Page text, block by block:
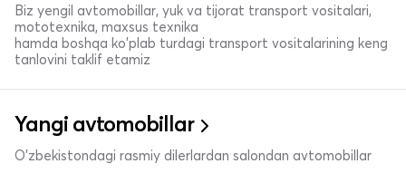
Biz yengil avtomobillar, yuk va tijorat transport vositalari,
mototexnika, maxsus texnika
hamda boshqa ko'plab turdagi transport vositalarining keng
tanlovini taklif etamiz
Yangi avtomobillar
O'zbekistondagi rasmiy dilerlardan salondan avtomobillar